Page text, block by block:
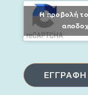
Η προβολή